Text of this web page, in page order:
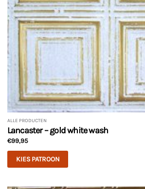
ALLE PRODUCTEN
Lancaster – gold white wash
€99,95
KIES PATROON